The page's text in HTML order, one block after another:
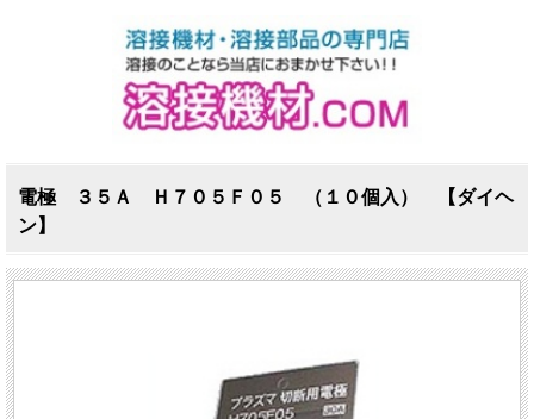
電極 ３５Ａ Ｈ７０５Ｆ０５ （１０個入） 【ダイヘ
ン】